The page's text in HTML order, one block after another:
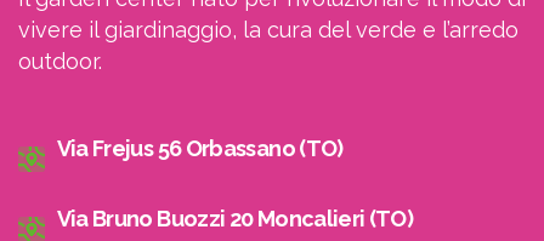
vivere il giardinaggio, la cura del verde e l’arredo
outdoor.
Via Frejus 56 Orbassano (TO)
Via Bruno Buozzi 20 Moncalieri (TO)